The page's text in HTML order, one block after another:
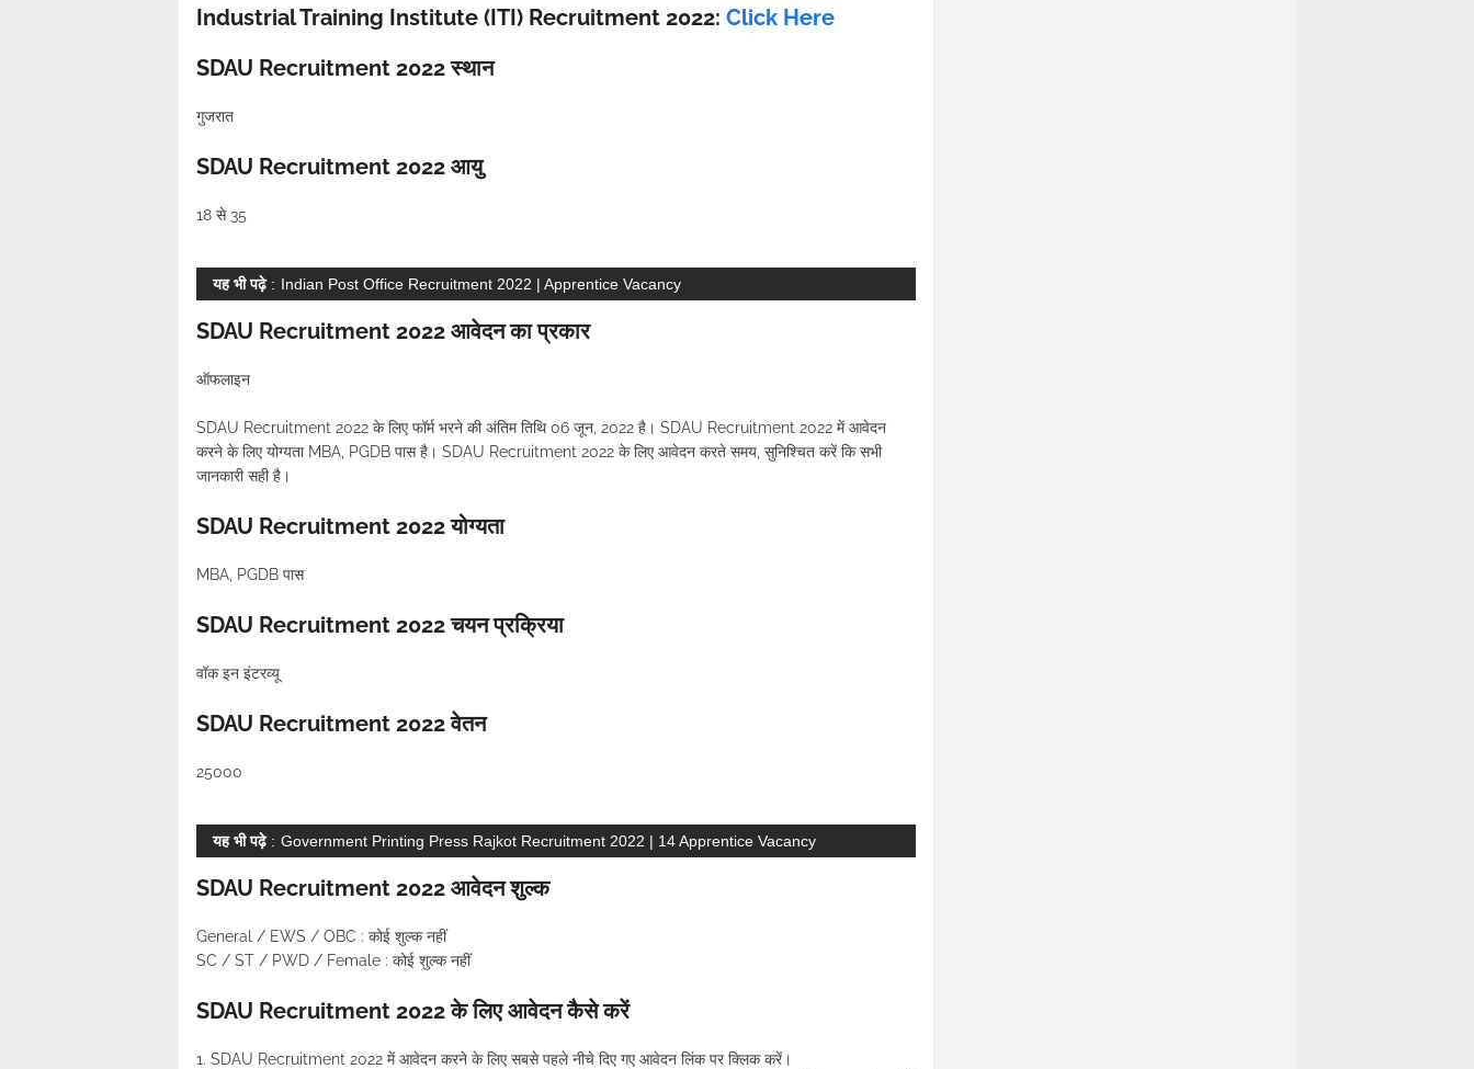
Industrial Training Institute (ITI) Recruitment 2022: Click Here
SDAU Recruitment 2022 स्थान
गुजरात
SDAU Recruitment 2022 आयु
18 से 35
यह भी पढ़े: Indian Post Office Recruitment 2022 | Apprentice Vacancy
SDAU Recruitment 2022 आवेदन का प्रकार
ऑफलाइन
SDAU Recruitment 2022 के लिए फॉर्म भरने की अंतिम तिथि 06 जून, 2022 है। SDAU Recruitment 2022 में आवेदन
करने के लिए योग्यता MBA, PGDB पास है। SDAU Recruitment 2022 के लिए आवेदन करते समय, सुनिश्चित करें कि सभी
जानकारी सही है।
SDAU Recruitment 2022 योग्यता
MBA, PGDB पास
SDAU Recruitment 2022 चयन प्रक्रिया
वॉक इन इंटरव्यू
SDAU Recruitment 2022 वेतन
25000
यह भी पढ़े: Government Printing Press Rajkot Recruitment 2022 | 14 Apprentice Vacancy
SDAU Recruitment 2022 आवेदन शुल्क
General / EWS / OBC : कोई शुल्क नहीं
SC / ST / PWD / Female : कोई शुल्क नहीं
SDAU Recruitment 2022 के लिए आवेदन कैसे करें
1. SDAU Recruitment 2022 में आवेदन करने के लिए सबसे पहले नीचे दिए गए आवेदन लिंक पर क्लिक करें।